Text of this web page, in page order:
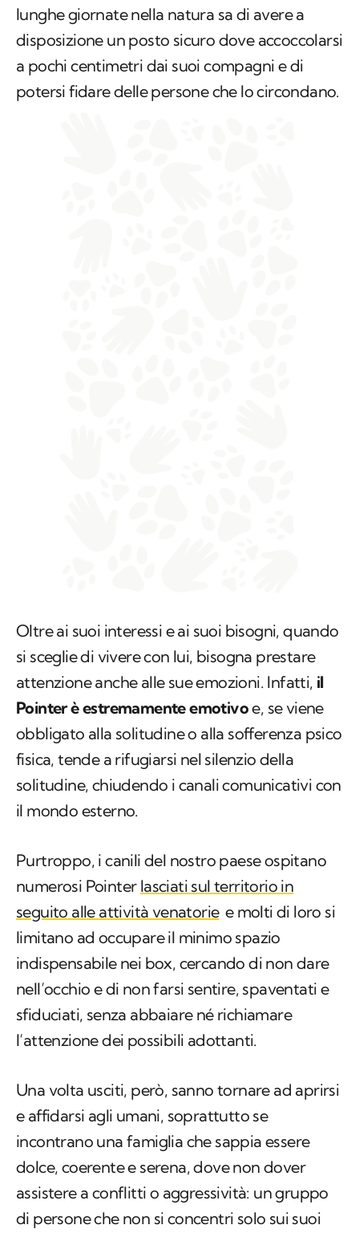
lunghe giornate nella natura sa di avere a
disposizione un posto sicuro dove accoccolarsi
a pochi centimetri dai suoi compagni e di
potersi fidare delle persone che lo circondano.
Oltre ai suoi interessi e ai suoi bisogni, quando
si sceglie di vivere con lui, bisogna prestare
attenzione anche alle sue emozioni. Infatti, il
Pointer è estremamente emotivoe, se viene
obbligato alla solitudine o alla sofferenza psico
fisica, tende a rifugiarsi nel silenzio della
solitudine, chiudendo i canali comunicativi con
il mondo esterno.
Purtroppo, i canili del nostro paese ospitano
numerosi Pointer lasciati sul territorio in
seguito alle attività venatorie e molti di loro si
limitano ad occupare il minimo spazio
indispensabile nei box, cercando di non dare
nell’occhio e di non farsi sentire, spaventati e
sfiduciati, senza abbaiare né richiamare
l’attenzione dei possibili adottanti.
Una volta usciti, però, sanno tornare ad aprirsi
e affidarsi agli umani, soprattutto se
incontrano una famiglia che sappia essere
dolce, coerente e serena, dove non dover
assistere a conflitti o aggressività: un gruppo
di persone che non si concentri solo sui suoi